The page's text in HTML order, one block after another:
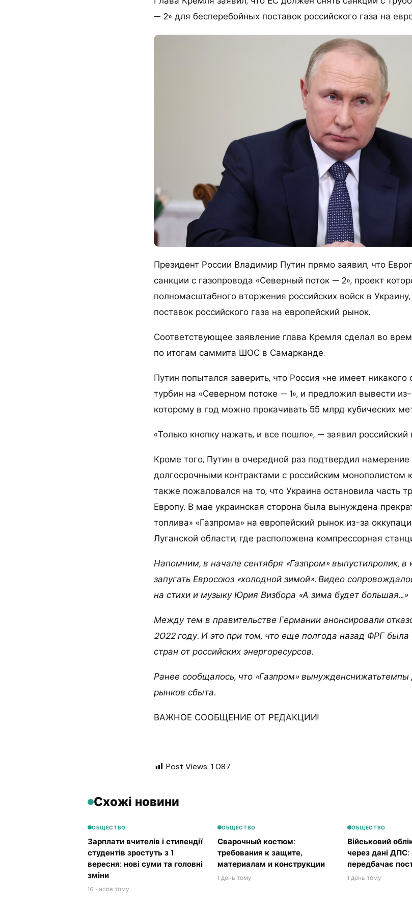
— 2» для бесперебойных поставок российского газа на
Президент России Владимир Путин прямо заявил, что
санкции с газопровода «Северный поток — 2», проект
полномасштабного вторжения российских войск в
поставок российского газа на европейский рынок.
Соответствующее заявление глава Кремля сделал во
по итогам саммита ШОС в Самарканде.
Путин попытался заверить, что Россия «не имеет
турбин на «Северном потоке — 1», и предложил вывести
которому в год можно прокачивать 55 млрд кубических
«Только кнопку нажать, и все пошло», — заявил российский
Кроме того, Путин в очередной раз подтвердил намерение
долгосрочными контрактами с российским монополистом
также пожаловался на то, что Украина остановила часть
Европу. В мае украинская сторона была вынуждена
топлива» «Газпрома» на европейский рынок из-за
Луганской области, где расположена компрессорная
Напомним, в начале сентября «Газпром» выпустилролик, в
запугать Евросоюз «холодной зимой». Видео
на стихи и музыку Юрия Визбора «А зима будет большая…»
Между тем в правительстве Германии анонсировали
2022 году. И это при том, что еще полгода назад ФРГ
стран от российских энергоресурсов.
Ранее сообщалось, что «Газпром» вынужденснижатьтемпы
рынков сбыта.
ВАЖНОЕ СООБЩЕНИЕ ОТ РЕДАКЦИИ!
Post Views: 1 087
Схожі новини
ОБЩЕСТВО
Зарплати вчителів і стипендії
студентів зростуть з 1
вересня: нові суми та головні
зміни
16 часов тому
ОБЩЕСТВО
Сварочный костюм:
требования к защите,
материалам и конструкции
1 день тому
ОБЩЕСТВО
Військовий
через дані
передбачає
1 день тому